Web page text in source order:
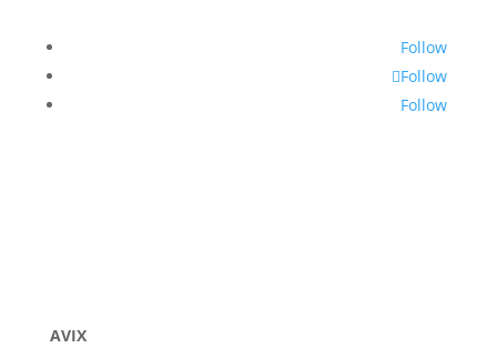
Follow
Follow
Follow
AVIX